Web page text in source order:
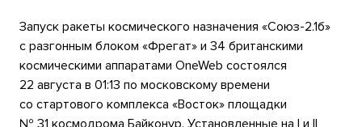
Запуск ракеты космического назначения «Союз-2.1б»
с разгонным блоком «Фрегат» и 34 британскими
космическими аппаратами OneWeb состоялся
22 августа в 01:13 по московскому времени
со стартового комплекса «Восток» площадки
№ 31 космодрома Байконур. Установленные на I и II